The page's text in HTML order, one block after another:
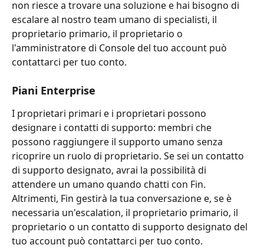
non riesce a trovare una soluzione e hai bisogno di
escalare al nostro team umano di specialisti, il
proprietario primario, il proprietario o
l'amministratore di Console del tuo account può
contattarci per tuo conto.
Piani Enterprise
I proprietari primari e i proprietari possono
designare i contatti di supporto: membri che
possono raggiungere il supporto umano senza
ricoprire un ruolo di proprietario. Se sei un contatto
di supporto designato, avrai la possibilità di
attendere un umano quando chatti con Fin.
Altrimenti, Fin gestirà la tua conversazione e, se è
necessaria un'escalation, il proprietario primario, il
proprietario o un contatto di supporto designato del
tuo account può contattarci per tuo conto.